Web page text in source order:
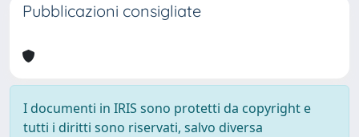
Pubblicazioni consigliate
I documenti in IRIS sono protetti da copyright e
tutti i diritti sono riservati, salvo diversa